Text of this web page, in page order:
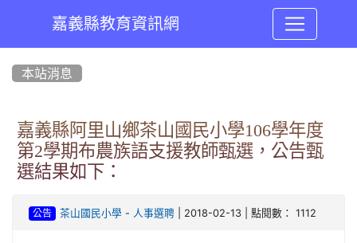
嘉義縣教育資訊網
本站消息
嘉義縣阿里山鄉茶山國民小學106學年度
第2學期布農族語支援教師甄選，公告甄
選結果如下：
公告 茶山國民小學- 人事選聘| 2018-02-13 | 點閱數： 1112